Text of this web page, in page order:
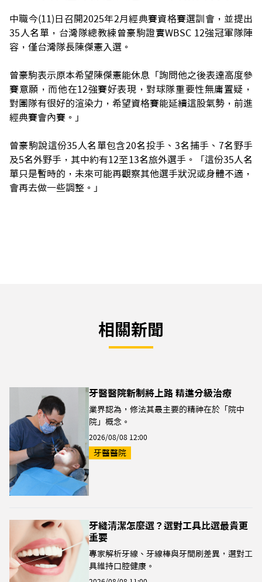
中職今(11)日召開2025年2月經典賽資格賽選訓會，並提出
35人名單，台灣隊總教練曾豪駒證實WBSC 12強冠軍隊陣
容，僅台灣隊長陳傑憲入選。
曾豪駒表示原本希望陳傑憲能休息「詢問他之後表達高度參
賽意願，而他在12強賽好表現，對球隊重要性無庸置疑，
對團隊有很好的渲染力，希望資格賽能延續這股氣勢，前進
經典賽會內賽。」
曾豪駒說這份35人名單包含20名投手、3名捕手、7名野手
及5名外野手，其中約有12至13名旅外選手。「這份35人名
單只是暫時的，未來可能再觀察其他選手狀況或身體不適，
會再去做一些調整。」
相關新聞
牙醫醫院新制將上路 精進分級治療
業界認為，修法其最主要的精神在於「院中
院」概念。
2026/08/08 12:00
牙醫醫院
牙縫清潔怎麼選？選對工具比選最貴更
重要
專家解析牙線、牙線棒與牙間刷差異，選對工
具維持口腔健康。